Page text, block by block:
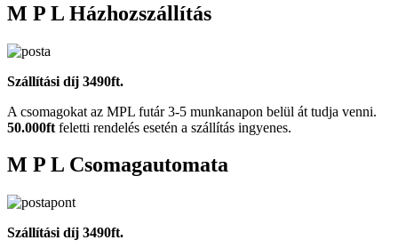
M P L Házhozszállítás
Szállítási díj 3490ft.
A csomagokat az MPL futár 3-5 munkanapon belül át tudja venni.
50.000ft feletti rendelés esetén a szállítás ingyenes.
M P L Csomagautomata
Szállítási díj 3490ft.